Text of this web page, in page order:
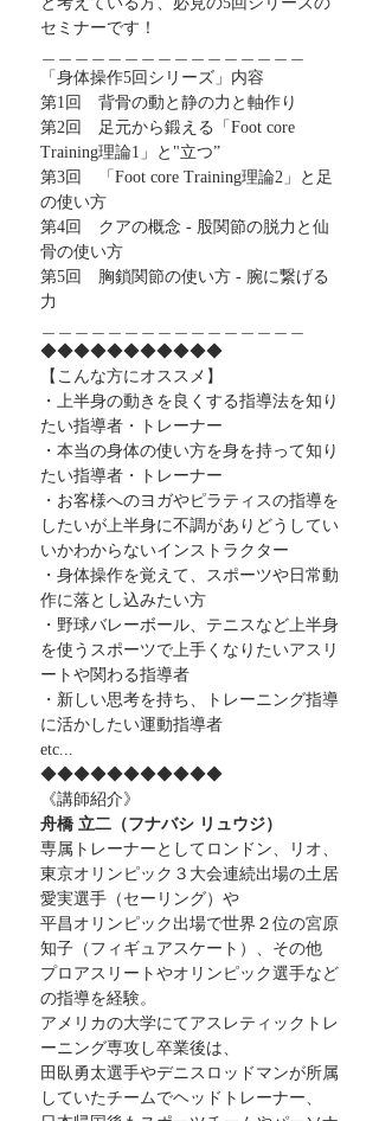
セミナーです！
「身体操作5回シリーズ」内容
第1回　背骨の動と静の力と軸作り
第2回　足元から鍛える「Foot core
Training理論1」と"立つ”
第3回　「Foot core Training理論2」と足
の使い方
第4回　クアの概念 - 股関節の脱力と仙
骨の使い方
第5回　胸鎖関節の使い方 - 腕に繋げる
力
◆◆◆◆◆◆◆◆◆◆◆
【こんな方にオススメ】
・上半身の動きを良くする指導法を知り
たい指導者・トレーナー
・本当の身体の使い方を身を持って知り
たい指導者・トレーナー
・お客様へのヨガやピラティスの指導を
したいが上半身に不調がありどうしてい
いかわからないインストラクター
・身体操作を覚えて、スポーツや日常動
作に落とし込みたい方
・野球バレーボール、テニスなど上半身
を使うスポーツで上手くなりたいアスリ
ートや関わる指導者
・新しい思考を持ち、トレーニング指導
に活かしたい運動指導者
etc...
◆◆◆◆◆◆◆◆◆◆◆
《講師紹介》
舟橋 立二（フナバシ リュウジ）
専属トレーナーとしてロンドン、リオ、
東京オリンピック３大会連続出場の土居
愛実選手（セーリング）や
平昌オリンピック出場で世界２位の宮原
知子（フィギュアスケート）、その他
プロアスリートやオリンピック選手など
の指導を経験。
アメリカの大学にてアスレティックトレ
ーニング専攻し卒業後は、
田臥勇太選手やデニスロッドマンが所属
していたチームでヘッドトレーナー、